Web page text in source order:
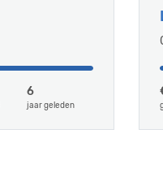
6
jaar geleden